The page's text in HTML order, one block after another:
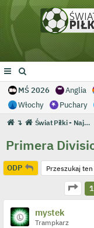
MŚ 2026 Anglia
Włochy
Puchary
↴ Świat Piłki - Największe forum piłki nożnej
Primera
ODP
1
mystek
Trampkarz